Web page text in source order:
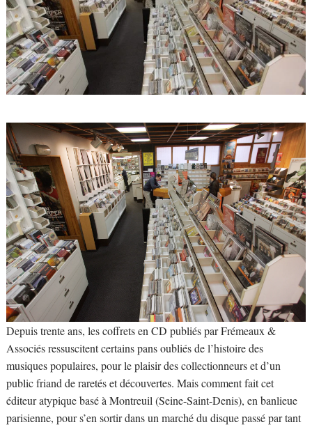
Depuis trente ans, les coffrets en CD publiés par Frémeaux &
Associés ressuscitent certains pans oubliés de l’histoire des
musiques populaires, pour le plaisir des collectionneurs et d’un
public friand de raretés et découvertes. Mais comment fait cet
éditeur atypique basé à Montreuil (Seine-Saint-Denis), en banlieue
parisienne, pour s’en sortir dans un marché du disque passé par tant